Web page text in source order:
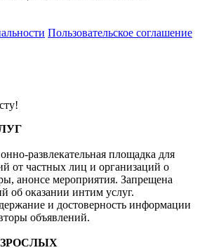
Пользовательское соглашение
развлекательная площадка для
от частных лиц и организаций о
анонсе мероприятия. Запрещена
об оказании интим услуг.
и достоверность информации
объявлений.